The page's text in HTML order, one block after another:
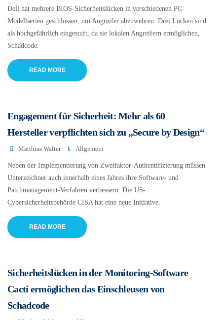
Dell hat mehrere BIOS-Sicherheitslücken in verschiedenen PC-
Modellserien geschlossen, um Angreifer abzuwehren. Drei Lücken sind
als hochgefährlich eingestuft, da sie lokalen Angreifern ermöglichen,
Schadcode.
READ MORE
Engagement für Sicherheit: Mehr als 60
Hersteller verpflichten sich zu „Secure by Design“
Matthias Walter Allgemein
Neben der Implementierung von Zweifaktor-Authentifizierung müssen
Unterzeichner auch innerhalb eines Jahres ihre Software- und
Patchmanagement-Verfahren verbessern. Die US-
Cybersicherheitsbehörde CISA hat eine neue Initiative.
READ MORE
Sicherheitslücken in der Monitoring-Software
Cacti ermöglichen das Einschleusen von
Schadcode